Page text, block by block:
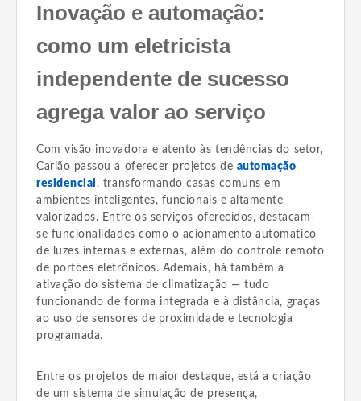
Inovação e automação:
como um eletricista
independente de sucesso
agrega valor ao serviço
Com visão inovadora e atento às tendências do setor,
Carlão passou a oferecer projetos de automação
residencial , transformando casas comuns em
ambientes inteligentes, funcionais e altamente
valorizados. Entre os serviços oferecidos, destacam-
se funcionalidades como o acionamento automático
de luzes internas e externas, além do controle remoto
de portões eletrônicos. Ademais, há também a
ativação do sistema de climatização — tudo
funcionando de forma integrada e à distância, graças
ao uso de sensores de proximidade e tecnologia
programada.
Entre os projetos de maior destaque, está a criação
de um sistema de simulação de presença,